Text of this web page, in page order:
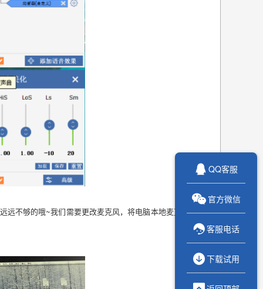
远不够的哦~我们需要更改麦克风，将电脑本地麦克风换
 QQ客服
 官方微信
客服电话
下载试用